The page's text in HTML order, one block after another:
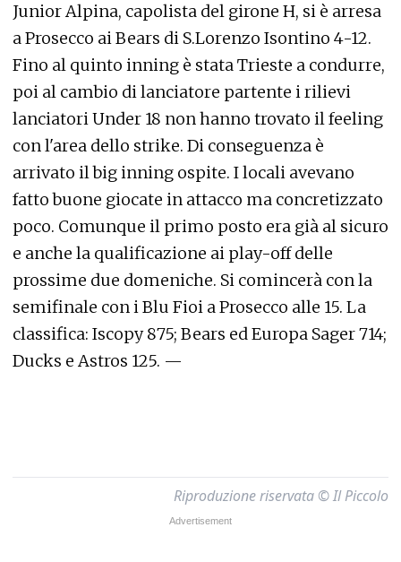
Junior Alpina, capolista del girone H, si è arresa
a Prosecco ai Bears di S.Lorenzo Isontino 4-12.
Fino al quinto inning è stata Trieste a condurre,
poi al cambio di lanciatore partente i rilievi
lanciatori Under 18 non hanno trovato il feeling
con l'area dello strike. Di conseguenza è
arrivato il big inning ospite. I locali avevano
fatto buone giocate in attacco ma concretizzato
poco. Comunque il primo posto era già al sicuro
e anche la qualificazione ai play-off delle
prossime due domeniche. Si comincerà con la
semifinale con i Blu Fioi a Prosecco alle 15. La
classifica: Iscopy 875; Bears ed Europa Sager 714;
Ducks e Astros 125. —
Riproduzione riservata © Il Piccolo